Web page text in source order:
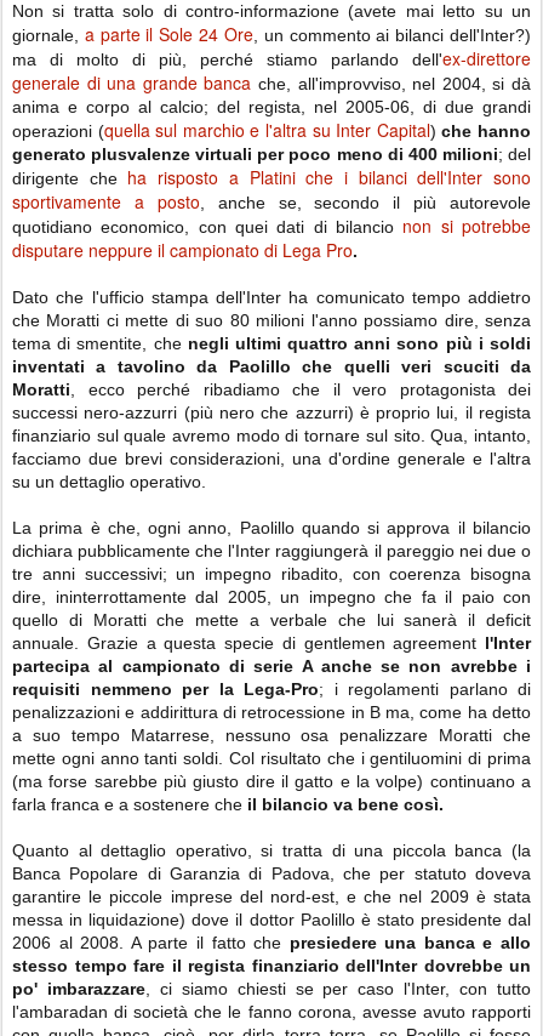
Non si tratta solo di contro-informazione (avete mai letto su un
giornale, a parte il Sole 24 Ore, un commento ai bilanci dell'Inter?)
ma di molto di più, perché stiamo parlando dell'ex-direttore
generale di una grande banca che, all'improvviso, nel 2004, si dà
anima e corpo al calcio; del regista, nel 2005-06, di due grandi
operazioni (quella sul marchio e l'altra su Inter Capital)che hanno
generato plusvalenze virtuali per poco meno di 400 milioni; del
dirigente che ha risposto a Platini che i bilanci dell'Inter sono
sportivamente a posto , anche se, secondo il più autorevole
quotidiano economico, con quei dati di bilancio non si potrebbe
disputare neppure il campionato di Lega Pro.
Dato che l'ufficio stampa dell'Inter ha comunicato tempo addietro
che Moratti ci mette di suo 80 milioni l'anno possiamo dire, senza
tema di smentite, che negli ultimi quattro anni sono più i soldi
inventati a tavolino da Paolillo che quelli veri scuciti da
Moratti , ecco perché ribadiamo che il vero protagonista dei
successi nero-azzurri (più nero che azzurri) è proprio lui, il regista
finanziario sul quale avremo modo di tornare sul sito. Qua, intanto,
facciamo due brevi considerazioni, una d'ordine generale e l'altra
su un dettaglio operativo.
La prima è che, ogni anno, Paolillo quando si approva il bilancio
dichiara pubblicamente che l'Inter raggiungerà il pareggio nei due o
tre anni successivi; un impegno ribadito, con coerenza bisogna
dire, ininterrottamente dal 2005, un impegno che fa il paio con
quello di Moratti che mette a verbale che lui sanerà il deficit
annuale. Grazie a questa specie di gentlemen agreement l'Inter
partecipa al campionato di serie A anche se non avrebbe i
requisiti nemmeno per la Lega-Pro; i regolamenti parlano di
penalizzazioni e addirittura di retrocessione in B ma, come ha detto
a suo tempo Matarrese, nessuno osa penalizzare Moratti che
mette ogni anno tanti soldi. Col risultato che i gentiluomini di prima
(ma forse sarebbe più giusto dire il gatto e la volpe) continuano a
farla franca e a sostenere che il bilancio va bene così.
Quanto al dettaglio operativo, si tratta di una piccola banca (la
Banca Popolare di Garanzia di Padova, che per statuto doveva
garantire le piccole imprese del nord-est, e che nel 2009 è stata
messa in liquidazione) dove il dottor Paolillo è stato presidente dal
2006 al 2008. A parte il fatto che presiedere una banca e allo
stesso tempo fare il regista finanziario dell'Inter dovrebbe un
po' imbarazzare, ci siamo chiesti se per caso l'Inter, con tutto
l'ambaradan di società che le fanno corona, avesse avuto rapporti